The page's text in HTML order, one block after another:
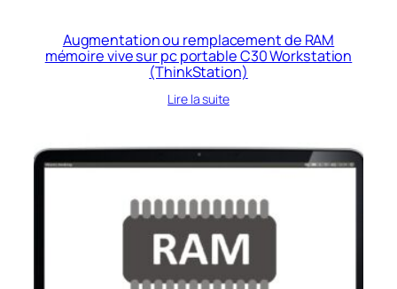
Augmentation ou remplacement de RAM
mémoire vive sur pc portable C30 Workstation
(ThinkStation)
Lire la suite